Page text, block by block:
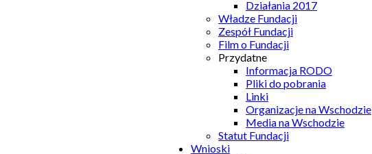
Działania 2017
Władze Fundacji
Zespół Fundacji
Film o Fundacji
Przydatne
Informacja RODO
Pliki do pobrania
Linki
Organizacje na Wschodzie
Media na Wschodzie
Statut Fundacji
Wnioski